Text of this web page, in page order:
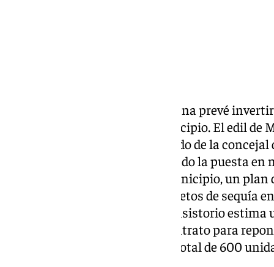
El Ayuntamiento de Benalmádena prevé
de 600 árboles por todo el municipio. El edil de
Jardines, Juan Olea, acompañado de la
Costa, Presi Aguilera, ha avanzado la puesta
reposición de arbolado en el municipio, un
paralizado por los diversos decretos de sequía
precipitaciones. En total, el Consistorio
unos 200.000 euros con un contrato para
años, que contemplándose un total de 600